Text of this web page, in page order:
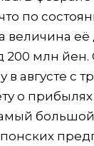
по
величина её
200 млн йен.
в августе с
о прибылях